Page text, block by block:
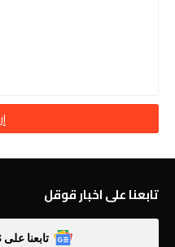
تابعنا على اخبار قوقل
تابعنا على GOOGLE NEWS